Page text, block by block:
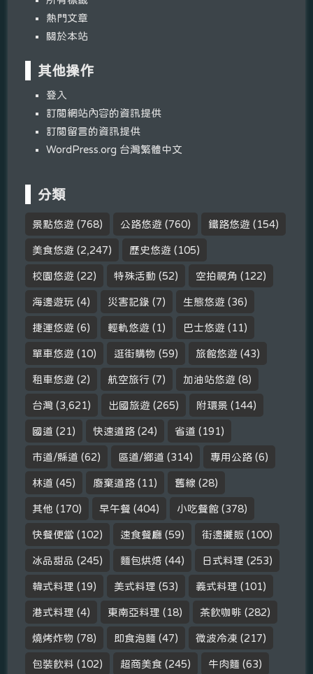
熱門文章
關於本站
其他操作
登入
訂閱網站內容的資訊提供
訂閱留言的資訊提供
WordPress.org 台灣繁體中文
分類
景點悠遊 (768) 公路悠遊 (760) 鐵路悠遊 (154)
美食悠遊 (2,247) 歷史悠遊 (105)
校園悠遊 (22) 特殊活動 (52) 空拍視角 (122)
海邊遊玩 (4) 災害記錄 (7) 生態悠遊 (36)
捷運悠遊 (6) 輕軌悠遊 (1) 巴士悠遊 (11)
單車悠遊 (10) 逛街購物 (59) 旅館悠遊 (43)
租車悠遊 (2) 航空旅行 (7) 加油站悠遊 (8)
台灣 (3,621) 出國旅遊 (265) 附環景 (144)
國道 (21) 快速道路 (24) 省道 (191)
市道/縣道 (62) 區道/鄉道 (314) 專用公路 (6)
林道 (45) 廢棄道路 (11) 舊線 (28)
其他 (170) 早午餐 (404) 小吃餐館 (378)
快餐便當 (102) 速食餐廳 (59) 街邊攤販 (100)
冰品甜品 (245) 麵包烘焙 (44) 日式料理 (253)
韓式料理 (19) 美式料理 (53) 義式料理 (101)
港式料理 (4) 東南亞料理 (18) 茶飲咖啡 (282)
燒烤炸物 (78) 即食泡麵 (47) 微波冷凍 (217)
包裝飲料 (102) 超商美食 (245) 牛肉麵 (63)